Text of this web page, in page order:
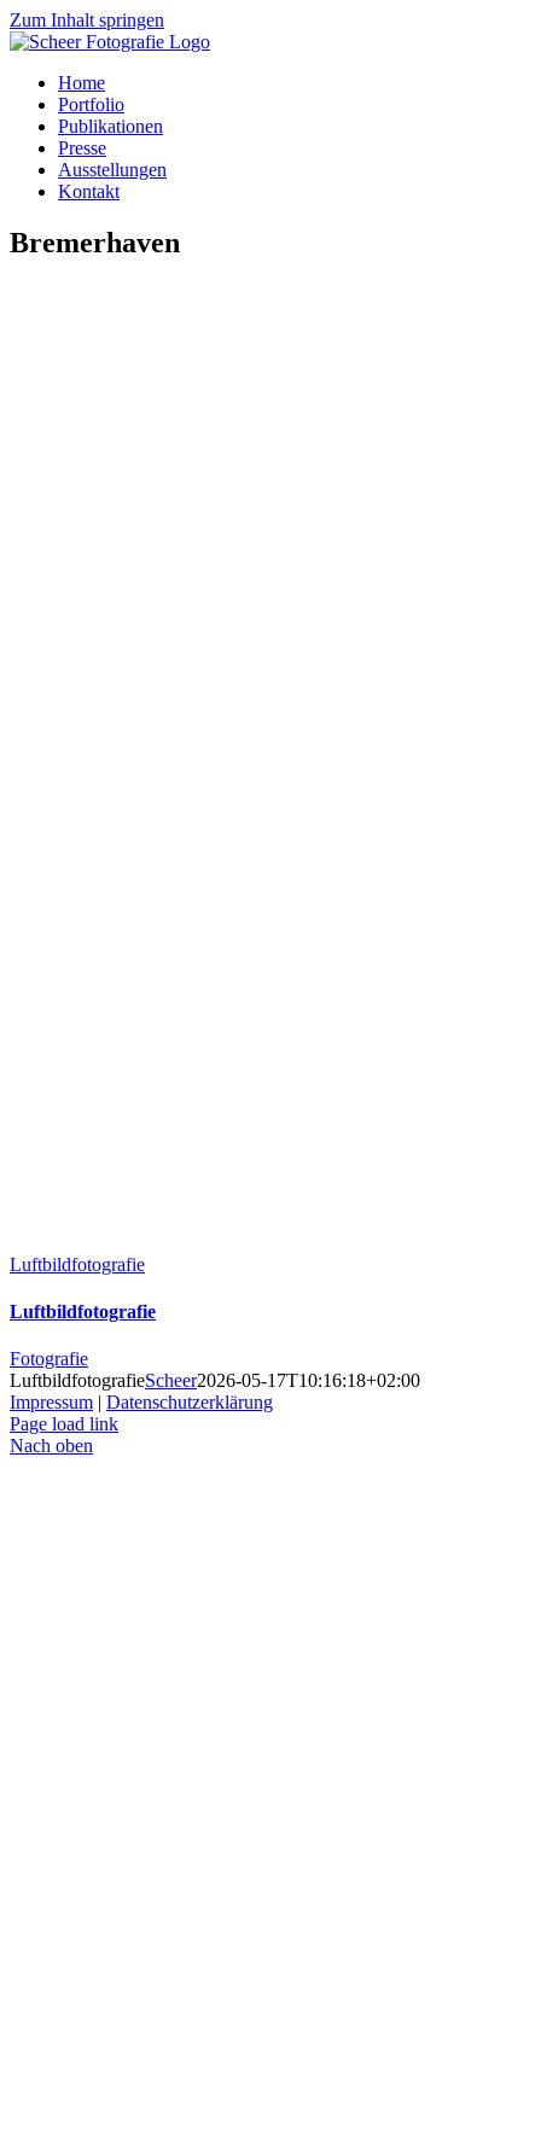
Zum Inhalt springen
Home
Portfolio
Publikationen
Presse
Ausstellungen
Kontakt
Bremerhaven
Luftbildfotografie
Luftbildfotografie
Fotografie
LuftbildfotografieScheer2026-05-17T10:16:18+02:00
Impressum | Datenschutzerklärung
Page load link
Nach oben